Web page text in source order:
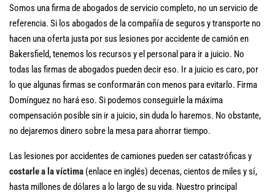
Somos una firma de abogados de servicio completo, no un servicio de
referencia. Si los abogados de la compañía de seguros y transporte no
hacen una oferta justa por sus lesiones por accidente de camión en
Bakersfield, tenemos los recursos y el personal para ir a juicio. No
todas las firmas de abogados pueden decir eso. Ir a juicio es caro, por
lo que algunas firmas se conformarán con menos para evitarlo. Firma
Domínguez no hará eso. Si podemos conseguirle la máxima
compensación posible sin ir a juicio, sin duda lo haremos. No obstante,
no dejaremos dinero sobre la mesa para ahorrar tiempo.
Las lesiones por accidentes de camiones pueden ser catastróficas y
costarle a la víctima (enlace en inglés) decenas, cientos de miles y sí,
hasta millones de dólares a lo largo de su vida. Nuestro principal